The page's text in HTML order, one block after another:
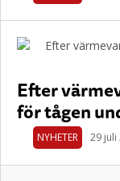
Efter
för tågen
NYHETER 29 juli